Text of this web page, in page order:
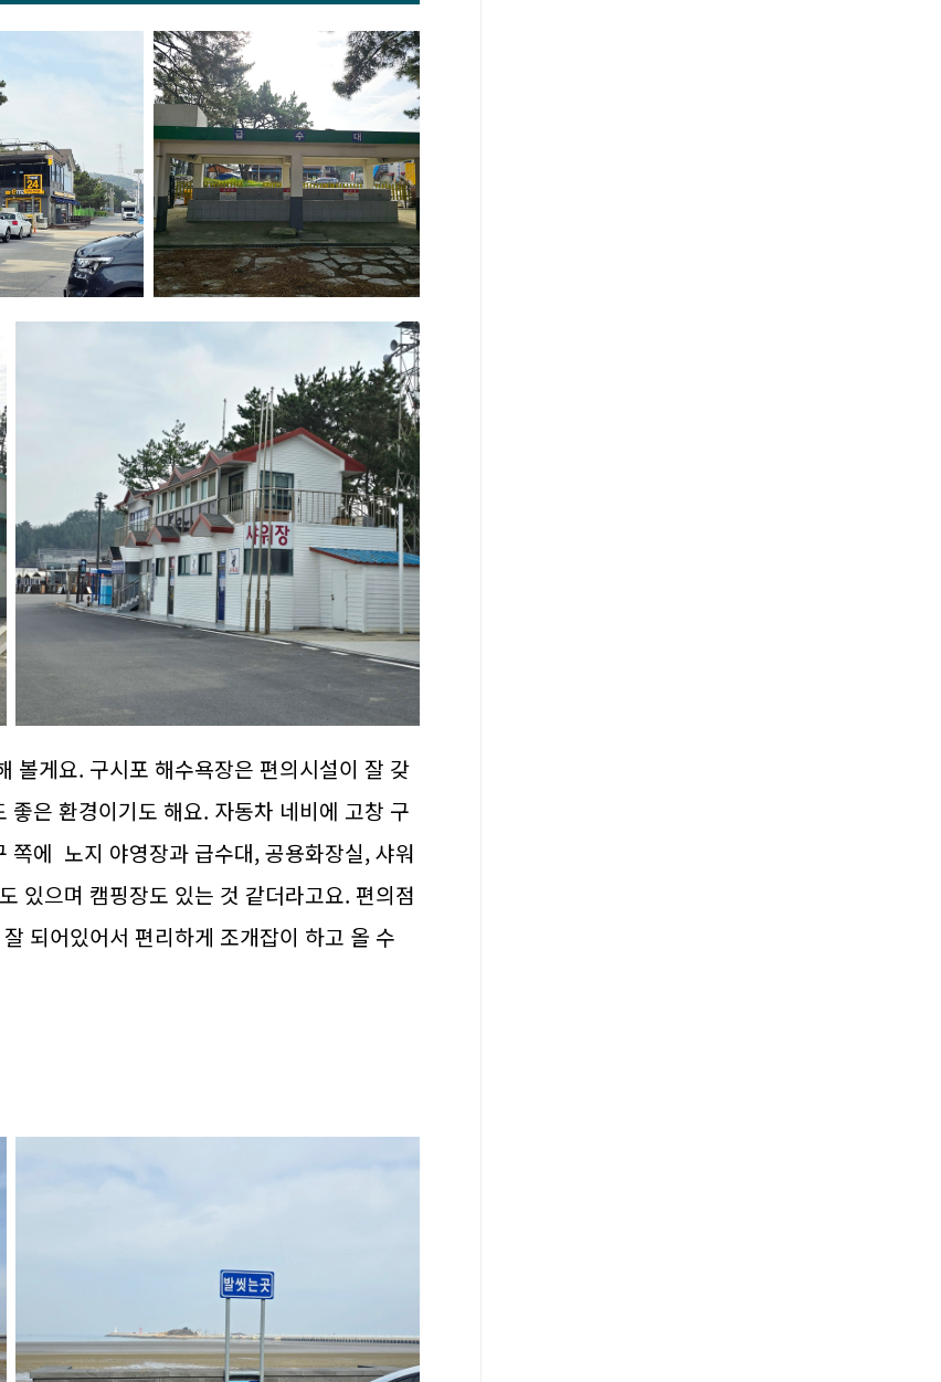
볼게요. 구시포 해수욕장은 편의시설이 잘 갖
은 환경이기도 해요. 자동차 네비에 고창 구
쪽에 노지 야영장과 급수대, 공용화장실, 샤워
있으며 캠핑장도 있는 것 같더라고요. 편의점
되어있어서 편리하게 조개잡이 하고 올 수